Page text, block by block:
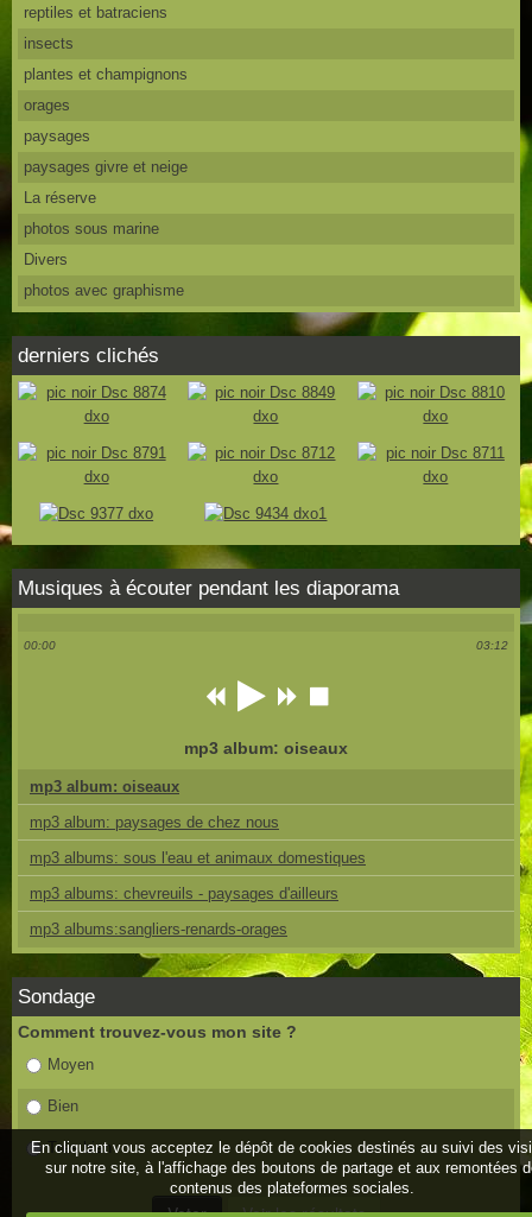
reptiles et batraciens
insects
plantes et champignons
orages
paysages
paysages givre et neige
La réserve
photos sous marine
Divers
photos avec graphisme
derniers clichés
Musiques à écouter pendant les diaporama
00:00 03:12
mp3 album: oiseaux
mp3 album: oiseaux
mp3 album: paysages de chez nous
mp3 albums: sous l'eau et animaux domestiques
mp3 albums: chevreuils - paysages d'ailleurs
mp3 albums:sangliers-renards-orages
Sondage
Comment trouvez-vous mon site ?
Moyen
Bien
Très bien
En cliquant vous acceptez le dépôt de cookies destinés au suivi des
sur notre site, à l'affichage des boutons de partage et aux remontées
contenus des plateformes sociales.